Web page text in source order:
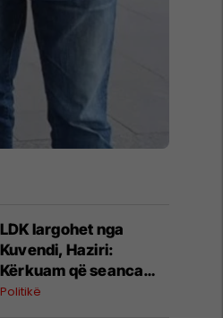
LDK largohet nga
Kuvendi, Haziri:
Kërkuam që seanca
konstituive të mbahet
Politikë